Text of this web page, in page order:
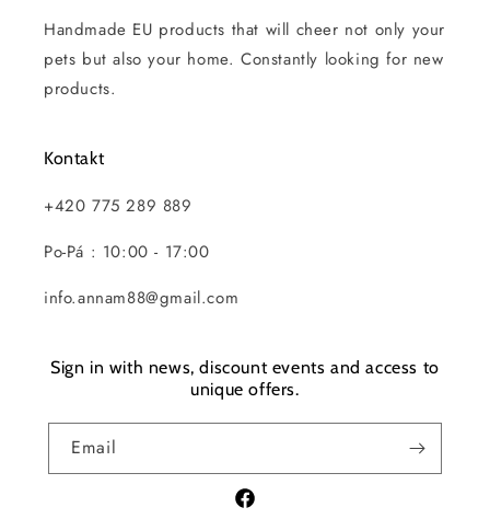
Handmade EU products that will cheer not only your
pets but also your home. Constantly looking for new
products.
Kontakt
+420 775 289 889
Po-Pá : 10:00 - 17:00
info.annam88@gmail.com
Sign in with news, discount events and access to
unique offers.
Email
Facebook